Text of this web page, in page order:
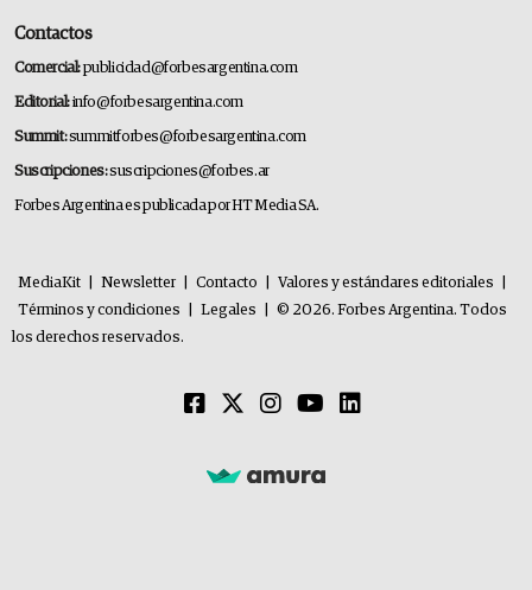
Contactos
Comercial:publicidad@forbesargentina.com
Editorial:info@forbesargentina.com
Summit:summitforbes@forbesargentina.com
Suscripciones:suscripciones@forbes.ar
Forbes Argentina es publicada por HT Media SA.
MediaKit Newsletter Contacto Valores y estándares editoriales
Términos y condiciones
Legales
© 2026. Forbes Argentina. Todos
los derechos reservados.